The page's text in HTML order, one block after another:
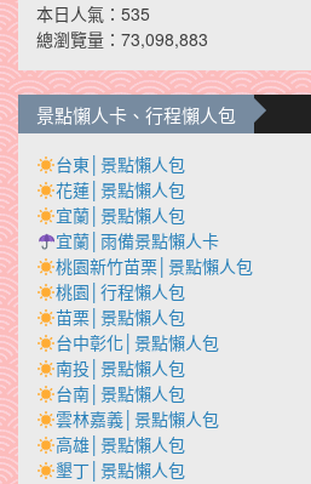
本日人氣：535
總瀏覽量：73,098,883
景點懶人卡、行程懶人包
台東│景點懶人包
花蓮│景點懶人包
宜蘭│景點懶人包
宜蘭│雨備景點懶人卡
桃園新竹苗栗│景點懶人包
桃園│行程懶人包
苗栗│景點懶人包
台中彰化│景點懶人包
南投│景點懶人包
台南│景點懶人包
雲林嘉義│景點懶人包
高雄│景點懶人包
墾丁│景點懶人包